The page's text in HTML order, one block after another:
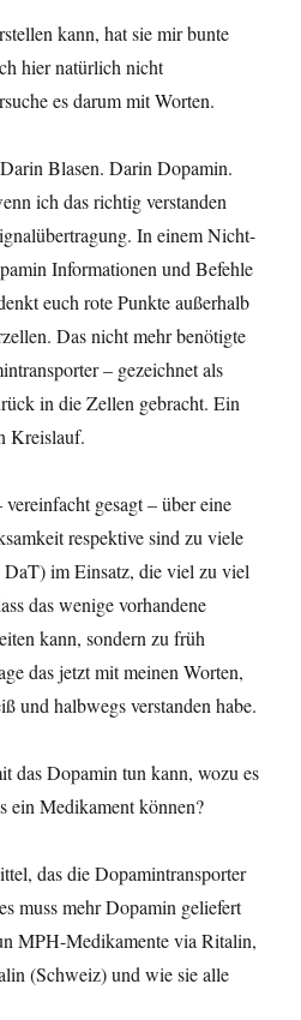
kann, hat sie mir bunte
hier natürlich nicht
es darum mit Worten.
Blasen. Darin Dopamin.
ich das richtig verstanden
In einem Nicht-
Informationen und Befehle
euch rote Punkte außerhalb
Das nicht mehr benötigte
– gezeichnet als
in die Zellen gebracht. Ein
Kreislauf.
gesagt – über eine
respektive sind zu viele
im Einsatz, die viel zu viel
das wenige vorhandene
kann, sondern zu früh
das jetzt mit meinen Worten,
und halbwegs verstanden habe.
das Dopamin tun kann, wozu es
ein Medikament können?
das die Dopamintransporter
muss mehr Dopamin geliefert
MPH-Medikamente via Ritalin,
(Schweiz) und wie sie alle